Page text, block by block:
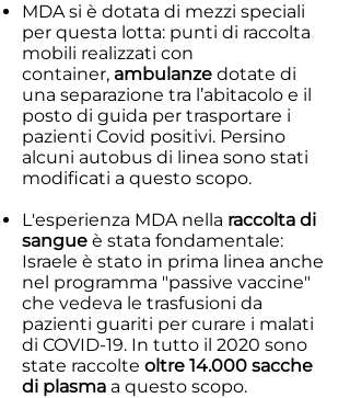
MDA si è dotata di mezzi speciali
per questa lotta: punti di raccolta
mobili realizzati con
container, ambulanze dotate di
una separazione tra l’abitacolo e il
posto di guida per trasportare i
pazienti Covid positivi. Persino
alcuni autobus di linea sono stati
modificati a questo scopo.
L'esperienza MDA nella raccolta di
sangue è stata fondamentale:
Israele è stato in prima linea anche
nel programma "passive vaccine"
che vedeva le trasfusioni da
pazienti guariti per curare i malati
di COVID-19. In tutto il 2020 sono
state raccolte oltre 14.000 sacche
di plasma a questo scopo.